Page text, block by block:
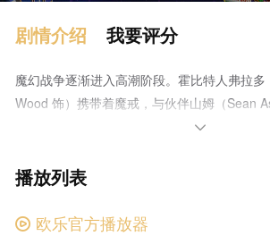
剧情介绍 我要评分
魔幻战争逐渐进入高潮阶段。霍比特人弗拉多
Wood 饰）携带着魔戒，与伙伴山姆（Sean
暗的咕噜等前往末日山，一路上艰难险阻不断
恩 Ian McKellen 饰）率中土勇士们镇守刚
是“指环王三部曲”的终结篇，根据英国作家

播放列表
 欧乐官方播放器